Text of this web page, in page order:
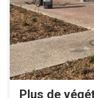
Plus de